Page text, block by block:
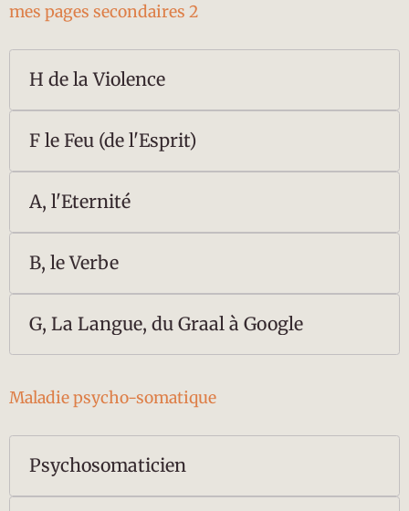
mes pages secondaires 2
H de la Violence
F le Feu (de l'Esprit)
A, l'Eternité
B, le Verbe
G, La Langue, du Graal à Google
Maladie psycho-somatique
Psychosomaticien